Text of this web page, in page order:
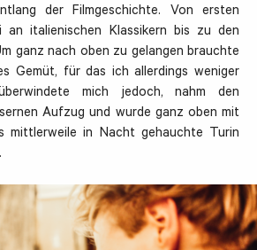
der Filmgeschichte. Von ersten
an italienischen Klassikern bis zu den
ganz nach oben zu gelangen brauchte
Gemüt, für das ich allerdings weniger
mich jedoch, nahm den
Aufzug und wurde ganz oben mit
mittlerweile in Nacht gehauchte Turin